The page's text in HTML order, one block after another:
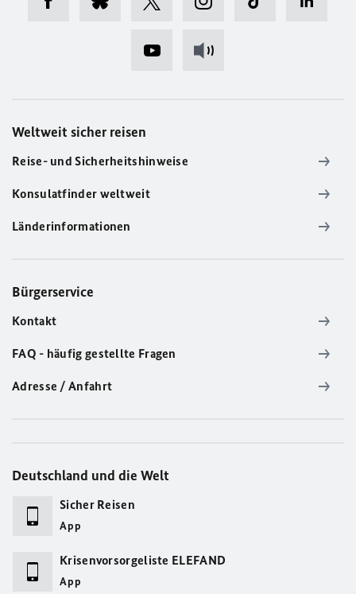
Weltweit sicher reisen
Reise- und Sicherheitshinweise
Konsulatfinder weltweit
Länderinformationen
Bürgerservice
Kontakt
FAQ - häufig gestellte Fragen
Adresse / Anfahrt
Deutschland und die Welt
Sicher Reisen
App
Krisenvorsorgeliste ELEFAND
App